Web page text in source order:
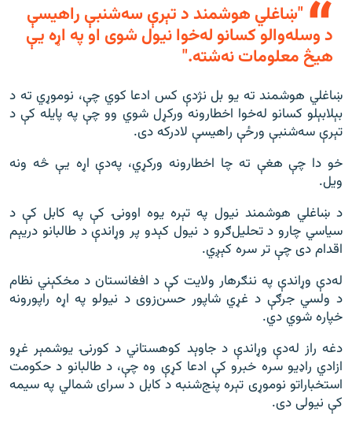
"ښاغلي هوشمند د تېرې سه‌شنبې راهيسې
د وسله‌والو کسانو له‌خوا نيول شوى او په اړه يې
هيڅ معلومات نه‌شته."
ښاغلي هوشمند ته يو بل نژدې کس ادعا کوي چې، نوموړي ته د
بېلابېلو کسانو له‌خوا اخطارونه ورکړل شوي وو چې په پايله کې د
تېرې سه‌شنبې ورځې راهيسې لادرکه دى.
خو دا چې هغې ته چا اخطارونه ورکړي، په‌‌دې اړه یې څه ونه
ویل.
د ښاغلي هوشمند نیول په تېره یوه اوونۍ کې په کابل کې د
سیاسي چارو د تحليل‌ګرو د نيول کېدو پر وړاندې د طالبانو دریېم
اقدام دى چې تر سره کېږي.
له‌دې وړاندې په ننګرهار ولايت کې د افغانستان د مخکېني نظام
د ولسي جرګې د غړي شاپور حسن‌زوی د نیولو په اړه راپورونه
خپاره شوي دي.
دغه راز له‌دې وړاندې د جاوېد کوهستاني د کورنۍ یوشمېر غړو
ازادي راډیو سره خبرو کې ادعا کړې وه چې، د طالبانو د حکومت
استخباراتو نوموړی تېره پنج‌شنبه د کابل د سرای شمالي په سیمه
کې نیولی دی.